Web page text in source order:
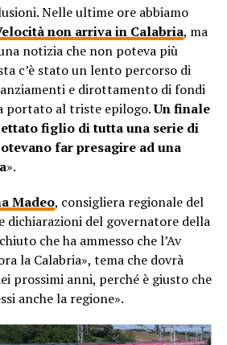
Nelle ultime ore abbiamo
non arriva in Calabria, ma
notizia che non poteva più
c’è stato un lento percorso di
e dirottamento di fondi
portato al triste epilogo.Un finale
figlio di tutta una serie di
far presagire ad una
».
Madeo, consigliera regionale del
dichiarazioni del governatore della
che ha ammesso che l’Av
la Calabria», tema che dovrà
prossimi anni, perché è giusto che
anche la regione».